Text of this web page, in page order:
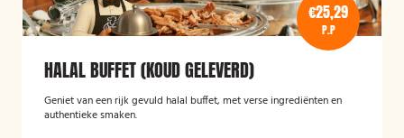
€25,29
P.P
HALAL BUFFET (KOUD GELEVERD)
Geniet van een rijk gevuld halal buffet, met verse ingrediënten en
authentieke smaken.